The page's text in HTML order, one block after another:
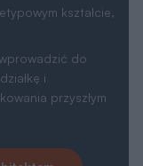
kształcie,
do
i
przyszłym